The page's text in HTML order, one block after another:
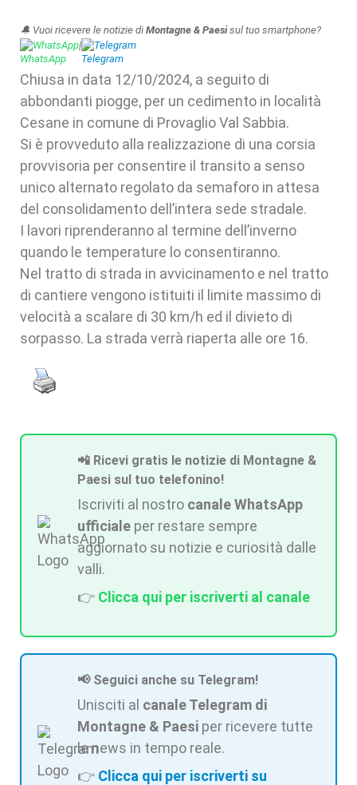
🔔 Vuoi ricevere le notizie di Montagne & Paesisul tuo smartphone?
WhatsApp| Telegram
Chiusa in data 12/10/2024, a seguito di
abbondanti piogge, per un cedimento in località
Cesane in comune di Provaglio Val Sabbia.
Si è provveduto alla realizzazione di una corsia
provvisoria per consentire il transito a senso
unico alternato regolato da semaforo in attesa
del consolidamento dell’intera sede stradale.
I lavori riprenderanno al termine dell’inverno
quando le temperature lo consentiranno.
Nel tratto di strada in avvicinamento e nel tratto
di cantiere vengono istituiti il limite massimo di
velocità a scalare di 30 km/h ed il divieto di
sorpasso. La strada verrà riaperta alle ore 16.
📲 Ricevi gratis le notizie di Montagne &
Paesi sul tuo telefonino!
Iscriviti al nostro canale WhatsApp
ufficiale per restare sempre
aggiornato su notizie e curiosità dalle
valli.
👉 Clicca qui per iscriverti al canale
📢 Seguici anche su Telegram!
Unisciti al canale Telegram di
Montagne & Paesi per ricevere tutte
le news in tempo reale.
👉 Clicca qui per iscriverti su